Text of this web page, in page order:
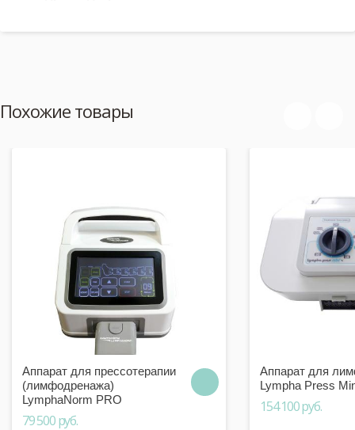
Похожие товары
Аппарат для прессотерапии
(лимфодренажа)
LymphaNorm PRO
79 500 руб.
Аппарат для
Lympha Press
154 100 руб.